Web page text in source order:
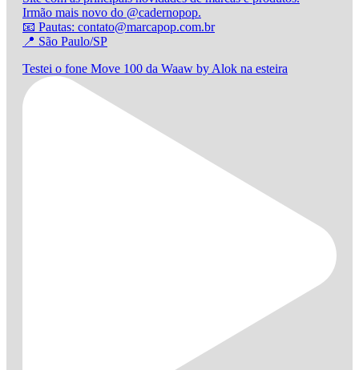
Irmão mais novo do @cadernopop.
📧 Pautas: contato@marcapop.com.br
📍 São Paulo/SP
Testei o fone Move 100 da Waaw by Alok na esteira